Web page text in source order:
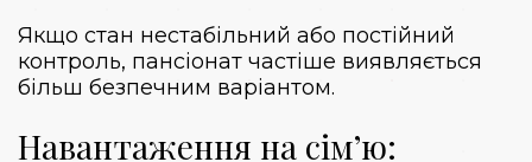
Якщо стан нестабільний або постійний
контроль, пансіонат частіше виявляється
більш безпечним варіантом.
Навантаження на сім’ю: